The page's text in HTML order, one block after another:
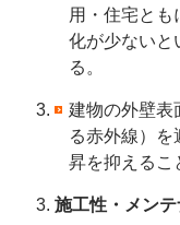
用・住宅とも
化が少ないと
る。
建物の外壁表
る赤外線）
を
昇を抑えるこ
施工性・メン